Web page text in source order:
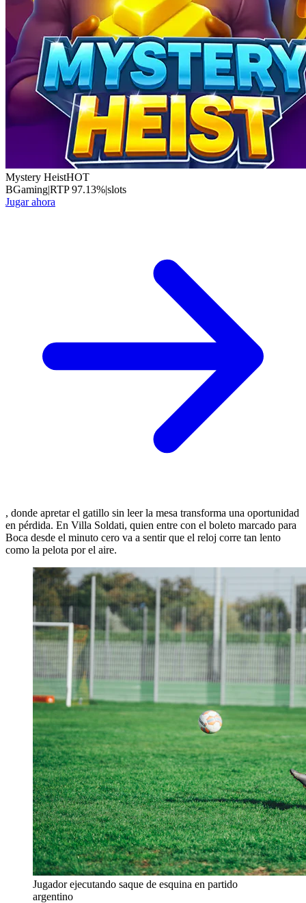
Mystery HeistHOT
BGaming|RTP97.13%|slots
Jugar ahora
, donde apretar el gatillo sin leer la mesa transforma una oportunidad
en pérdida. En Villa Soldati, quien entre con el boleto marcado para
Boca desde el minuto cero va a sentir que el reloj corre tan lento
como la pelota por el aire.
Jugador ejecutando saque de esquina en partido
argentino